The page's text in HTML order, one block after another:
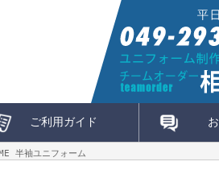
ご利用ガイド
半袖ユニフォーム